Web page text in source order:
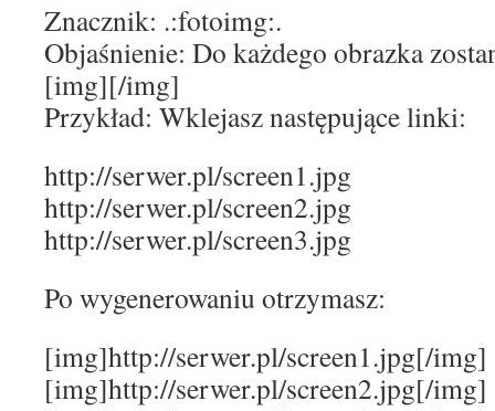
Znacznik: .:fotoimg:.
Objaśnienie: Do każdego obrazka
[img][/img]
Przykład: Wklejasz następujące linki:
http://serwer.pl/screen1.jpg
http://serwer.pl/screen2.jpg
http://serwer.pl/screen3.jpg
Po wygenerowaniu otrzymasz:
[img]http://serwer.pl/screen1.jpg[/img]
[img]http://serwer.pl/screen2.jpg[/img]